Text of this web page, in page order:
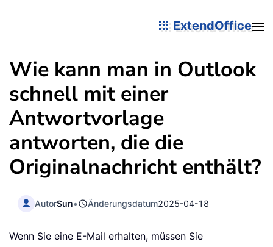
ExtendOffice
Wie kann man in Outlook
schnell mit einer
Antwortvorlage
antworten, die die
Originalnachricht enthält?
AutorSun• Änderungsdatum2025-04-18
Wenn Sie eine E-Mail erhalten, müssen Sie